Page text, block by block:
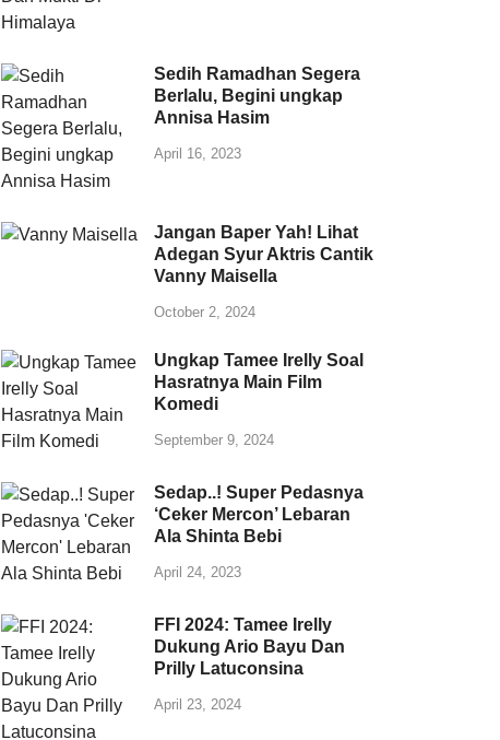
Sedih Ramadhan Segera
Berlalu, Begini ungkap
Annisa Hasim
April 16, 2023
Jangan Baper Yah! Lihat
Adegan Syur Aktris Cantik
Vanny Maisella
October 2, 2024
Ungkap Tamee Irelly Soal
Hasratnya Main Film
Komedi
September 9, 2024
Sedap..! Super Pedasnya
‘Ceker Mercon’ Lebaran
Ala Shinta Bebi
April 24, 2023
FFI 2024: Tamee Irelly
Dukung Ario Bayu Dan
Prilly Latuconsina
April 23, 2024